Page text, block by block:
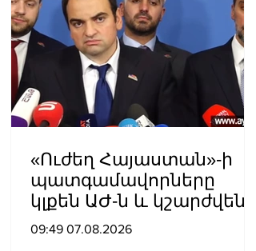
«Ուժեղ Հայաստան»-ի
պատգամավորները
կլքեն ԱԺ-ն և կշարժվեն
դեպի Էջմիածին
09:49 07.08.2026